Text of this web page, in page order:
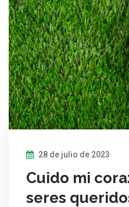
28 de julio de 2023
Cuido mi
seres